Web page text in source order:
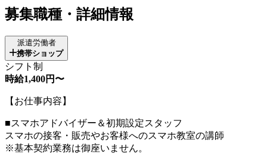
募集職種・詳細情報
派遣労働者
携帯ショップ
シフト制
時給1,400円〜
【お仕事内容】
■スマホアドバイザー＆初期設定スタッフ
スマホの接客・販売やお客様へのスマホ教室の講師
※基本契約業務は御座いません。